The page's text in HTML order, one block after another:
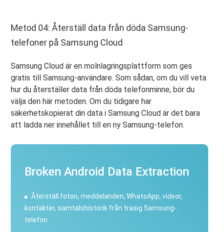
Metod 04: Återställ data från döda Samsung-
telefoner på Samsung Cloud
Samsung Cloud är en molnlagringsplattform som ges
gratis till Samsung-användare. Som sådan, om du vill veta
hur du återställer data från döda telefonminne, bör du
välja den här metoden. Om du tidigare har
säkerhetskopierat din data i Samsung Cloud är det bara
att ladda ner innehållet till en ny Samsung-telefon.
Broken Android Data Extraction
Återställ foton, meddelanden, WhatsApp, videor,
kontakter, samtalshistorik från trasig Samsung-
telefon.